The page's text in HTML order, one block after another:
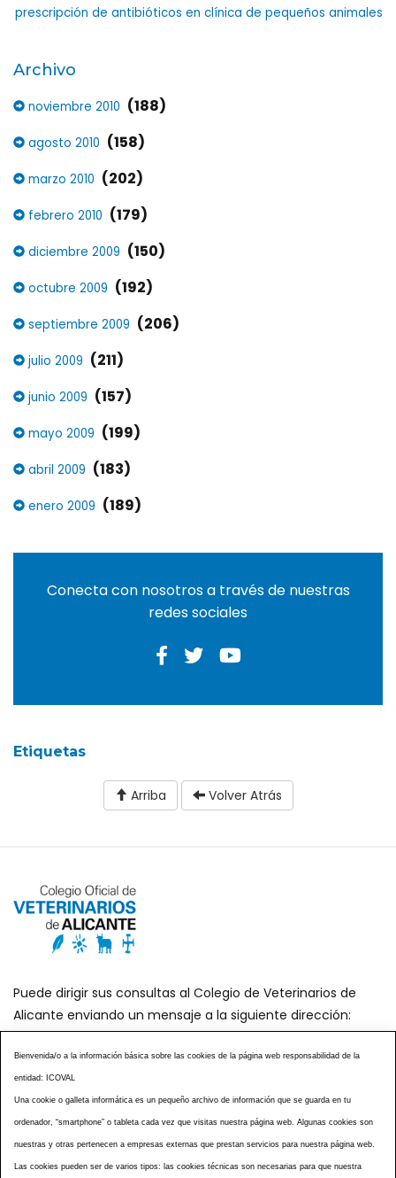
prescripción de antibióticos en clínica de pequeños animales
Archivo
noviembre 2010 (188)
agosto 2010 (158)
marzo 2010 (202)
febrero 2010 (179)
diciembre 2009 (150)
octubre 2009 (192)
septiembre 2009 (206)
julio 2009 (211)
junio 2009 (157)
mayo 2009 (199)
abril 2009 (183)
enero 2009 (189)
Conecta con nosotros a través de nuestras
redes sociales
Etiquetas
Arriba Volver Atrás
Puede dirigir sus consultas al Colegio de Veterinarios de
Alicante enviando un mensaje a la siguiente dirección:
secretaria@icoval.org
¿SABÍAS QUÉ?
CENTROS VETERINARIOS
TABLÓN ANUNCIOS
CURSOS Y EVENTOS
TÉRMINOS Y CONDICIONES
ESPECIAL COVID 19
Bienvenida/o a la información básica sobre las cookies de la página web responsabilidad de la
entidad: ICOVAL
Una cookie o galleta informática es un pequeño archivo de información que se guarda en tu
ordenador, “smartphone” o tableta cada vez que visitas nuestra página web. Algunas cookies son
nuestras y otras pertenecen a empresas externas que prestan servicios para nuestra página web.
Las cookies pueden ser de varios tipos: las cookies técnicas son necesarias para que nuestra